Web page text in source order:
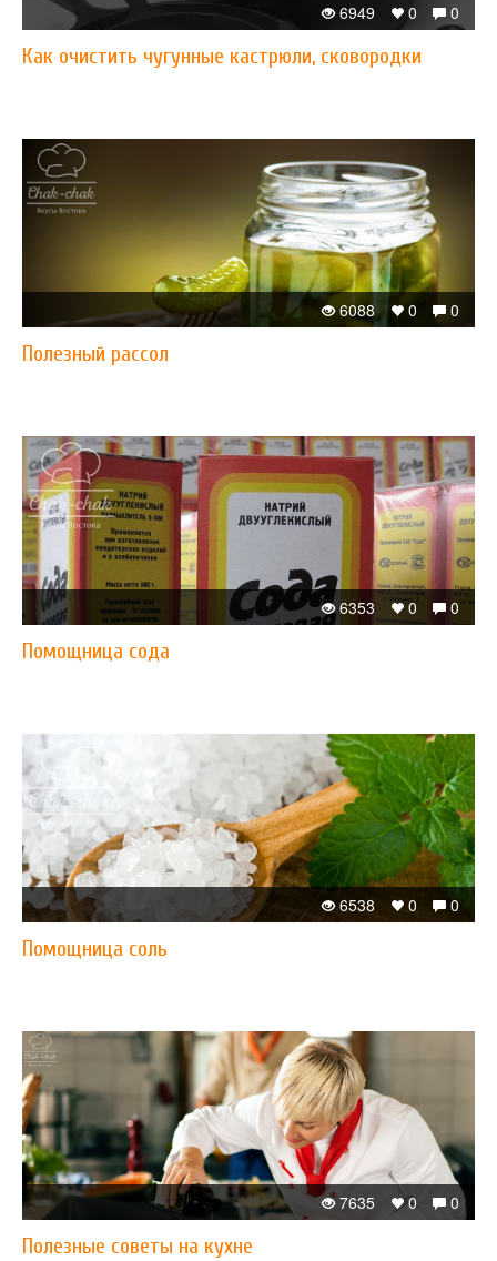
0
0
6949
Как очистить чугунные кастрюли, сковородки
0
0
6088
Полезный рассол
0
0
6353
Помощница сода
0
0
6538
Помощница соль
0
0
7635
Полезные советы на кухне